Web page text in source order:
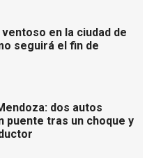
en la ciudad de
seguirá el fin de
dos autos
puente tras un choque y